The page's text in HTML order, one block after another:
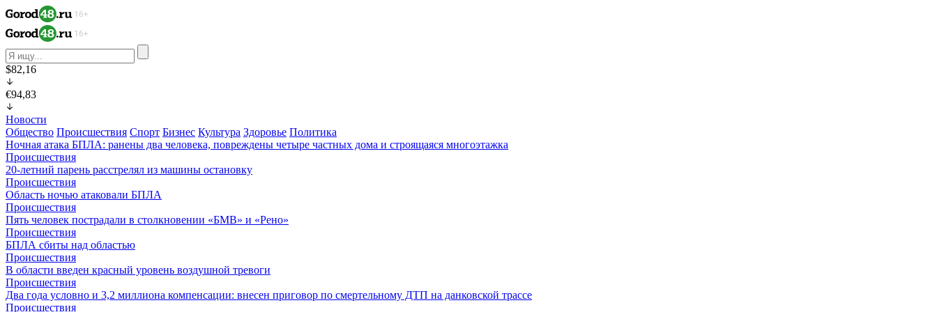
$82,16
€94,83
Новости
Общество Происшествия Спорт Бизнес Культура Здоровье Политика
Ночная атака БПЛА: ранены два человека, повреждены четыре частных дома и строящаяся многоэтажка
Происшествия
20-летний парень расстрелял из машины остановку
Происшествия
Область ночью атаковали БПЛА
Происшествия
Пять человек пострадали в столкновении «БМВ» и «Рено»
Происшествия
БПЛА сбиты над областью
Происшествия
В области введен красный уровень воздушной тревоги
Происшествия
Два года условно и 3,2 миллиона компенсации: внесен приговор по смертельному ДТП на данковской трассе
Происшествия